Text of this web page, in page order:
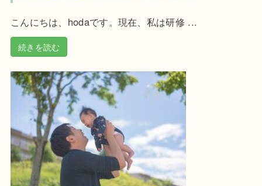
こんにちは、hodaです。現在、私は研修 ...
続きを読む